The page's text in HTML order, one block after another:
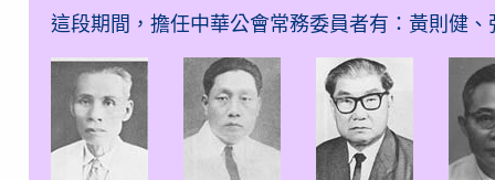
這段期間，擔任中華公會常務委員者有：黃則健